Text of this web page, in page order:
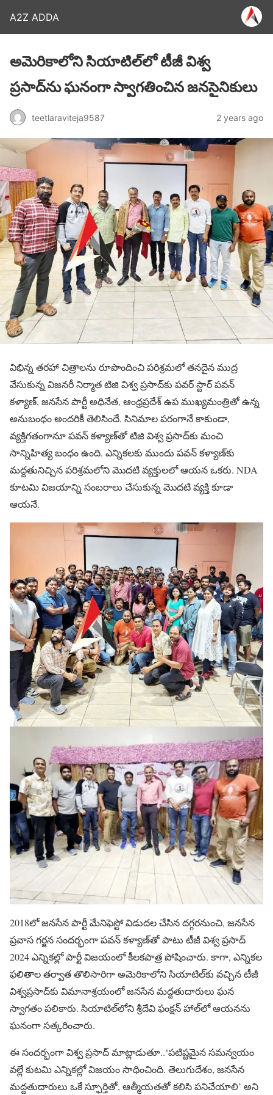
A2Z ADDA
అమెరికాలోని సియాటిల్‌లో టీజీ విశ్వ
ప్రసాద్‌ను ఘనంగా స్వాగతించిన జనసైనికులు
teetlaraviteja9587 2 years ago
విభిన్న తరహా చిత్రాలను రూపొందించి పరిశ్రమలో తనదైన ముద్ర
వేసుకున్న విజనరీ నిర్మాత టిజి విశ్వ ప్రసాద్‌కు పవర్ స్టార్ పవన్
కళ్యాణ్, జనసేన పార్టీ అధినేత, ఆంధ్రప్రదేశ్ ఉప ముఖ్యమంత్రితో ఉన్న
అనుబంధం అందరికీ తెలిసిందే. సినిమాల పరంగానే కాకుండా,
వ్యక్తిగతంగానూ పవన్ కళ్యాణ్‌తో టిజి విశ్వ ప్రసాద్‌కు మంచి
సాన్నిహిత్య బంధం ఉంది. ఎన్నికలకు ముందు పవన్ కళ్యాణ్‌కు
మద్దతునిచ్చిన పరిశ్రమలోని మొదటి వ్యక్తులలో ఆయన ఒకరు. NDA
కూటమి విజయాన్ని సంబరాలు చేసుకున్న మొదటి వ్యక్తి కూడా
ఆయనే.
2018లో జనసేన పార్టీ మేనిఫెస్టో విడుదల చేసిన దగ్గరనుంచి, జనసేన
ప్రవాస గర్జన సందర్భంగా పవన్ కళ్యాణ్‌తో పాటు టీజీ విశ్వ ప్రసాద్
2024 ఎన్నికల్లో పార్టీ విజయంలో కీలకపాత్ర పోషించారు. కాగా, ఎన్నికల
ఫలితాల తర్వాత తొలిసారిగా అమెరికాలోని సియాటిల్‌కు వచ్చిన టీజీ
విశ్వప్రసాద్‌కు విమానాశ్రయంలో జనసేన మద్దతుదారులు ఘన
స్వాగతం పలికారు. సియాటిల్‌లోని శ్రీదేవి ఫంక్షన్‌ హాల్‌లో ఆయనను
ఘనంగా సత్కరించారు.
ఈ సందర్భంగా విశ్వ ప్రసాద్ మాట్లాడుతూ..‘పటిష్టమైన సమన్వయం
వల్లే కుటమి ఎన్నికల్లో విజయం సాధించింది. తెలుగుదేశం, జనసేన
మద్దతుదారులు ఒకే స్ఫూర్తితో, ఆత్మీయతతో కలిసి పనిచేయాలి’ అని